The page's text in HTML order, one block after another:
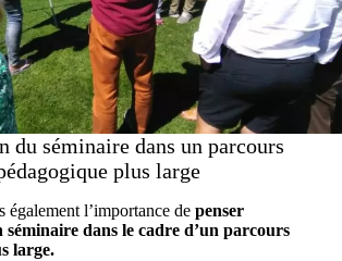
du séminaire dans un parcours
plus large
également l’importance de penser
séminaire dans le cadre d’un parcours
large.